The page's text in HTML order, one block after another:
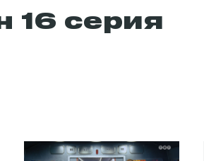
16 серия